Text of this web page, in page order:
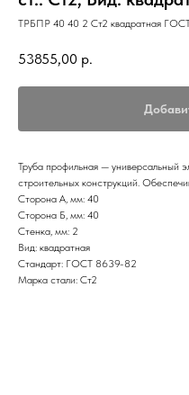
ТРБПР 40 40 2 Ст2 квадратная
53855,00 р.
Труба профильная — универсальный
строительных конструкций.
Сторона А, мм: 40
Сторона Б, мм: 40
Стенка, мм: 2
Вид: квадратная
Стандарт: ГОСТ 8639-82
Марка стали: Ст2